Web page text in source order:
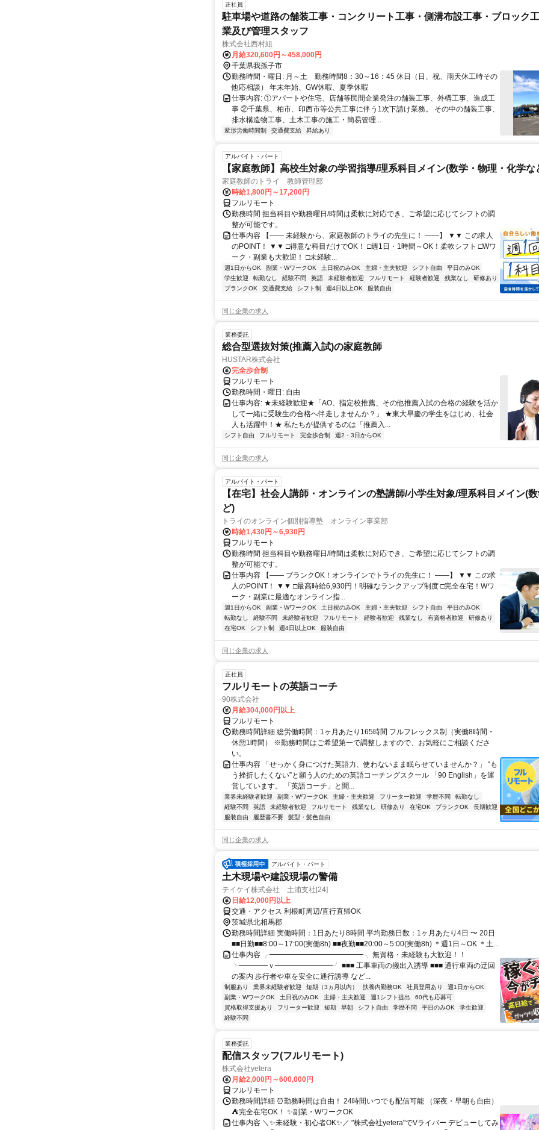
正社員
駐車場や道路の舗装工事・コンクリート工事・側溝布設工事・ブロック
業及び管理スタッフ
株式会社西村組
月給320,600円～458,000円
千葉県我孫子市
勤務時間・曜日: 月～土 勤務時間8：30～16：45 休日（日、祝、雨天休工時その
他応相談） 年末年始、GW休暇、夏季休暇
仕事内容: ①アパートや住宅、店舗等民間企業発注の舗装工事、外構工事、造成工
事 ②千葉県、柏市、印西市等公共工事に伴う1次下請け業務。 その中の舗装工事、
排水構造物工事、土木工事の施工・簡易管理...
変形労働時間制 交通費支給 昇給あり
アルバイト・パート
【家庭教師】高校生対象の学習指導/理系科目メイン(数学・物理・化学な
家庭教師のトライ 教師管理部
時給1,800円～17,200円
フルリモート
勤務時間 担当科目や勤務曜日/時間は柔軟に対応でき、ご希望に応じてシフトの調
整が可能です。
仕事内容 【―― 未経験から、家庭教師のトライの先生に！ ――】 ▼▼ この求人
のPOINT！ ▼▼ □得意な科目だけでOK！ □週1日・1時間～OK！柔軟シフト □Wワ
ーク・副業も大歓迎！ □未経験...
週1日からOK 副業・WワークOK 土日祝のみOK 主婦・主夫歓迎 シフト自由
平日のみOK
学生歓迎
転勤なし 経験不問 英語 未経験者歓迎 フルリモート 経験者歓迎 残業なし
研修あり
ブランクOK
交通費支給 シフト制 週4日以上OK 服装自由
同じ企業の求人
業務委託
総合型選抜対策(推薦入試)の家庭教師
HUSTAR株式会社
完全歩合制
フルリモート
勤務時間・曜日: 自由
仕事内容: ★未経験歓迎★「AO、指定校推薦、その他推薦入試の合格の経験を活か
して一緒に受験生の合格へ伴走しませんか？」 ★東大早慶の学生をはじめ、社会
人も活躍中！★ 私たちが提供するのは「推薦入...
シフト自由 フルリモート 完全歩合制 週2・3日からOK
同じ企業の求人
アルバイト・パート
【在宅】社会人講師・オンラインの塾講師/小学生対象/理系科目メイン(
ど)
トライのオンライン個別指導塾 オンライン事業部
時給1,430円～6,930円
フルリモート
勤務時間 担当科目や勤務曜日/時間は柔軟に対応でき、ご希望に応じてシフトの調
整が可能です。
仕事内容 【―― ブランクOK！オンラインでトライの先生に！ ――】 ▼▼ この求
人のPOINT！ ▼▼ □最高時給6,930円！明確なランクアップ制度 □完全在宅！Wワ
ーク・副業に最適なオンライン指...
週1日からOK 副業・WワークOK 土日祝のみOK 主婦・主夫歓迎 シフト自由
平日のみOK
転勤なし
経験不問 未経験者歓迎 フルリモート 経験者歓迎 残業なし 有資格者歓迎
研修あり
在宅OK
シフト制 週4日以上OK 服装自由
同じ企業の求人
正社員
フルリモートの英語コーチ
90株式会社
月給304,000円以上
フルリモート
勤務時間詳細 総労働時間：1ヶ月あたり165時間 フルフレックス制（実働8時間・
休憩1時間） ※勤務時間はご希望第一で調整しますので、お気軽にご相談くださ
い。
仕事内容 「せっかく身につけた英語力、使わないまま眠らせていませんか？」 “も
う挫折したくない”と願う人のための英語コーチングスクール 「90 English」を運
営しています。 「英語コーチ」と聞...
業界未経験者歓迎 副業・WワークOK 主婦・主夫歓迎 フリーター歓迎 学歴不問
転勤なし
経験不問
英語 未経験者歓迎 フルリモート 残業なし 研修あり 在宅OK ブランクOK
長期歓迎
服装自由
履歴書不要 髪型・髪色自由
同じ企業の求人
アルバイト・パート
土木現場や建設現場の警備
テイケイ株式会社 土浦支社[24]
日給12,000円以上
交通・アクセス 利根町周辺/直行直帰OK
茨城県北相馬郡
勤務時間詳細 実働時間：1日あたり8時間 平均勤務日数：1ヶ月あたり4日 〜 20日
■■日勤■■8:00～17:00(実働8h) ■■夜勤■■20:00～5:00(実働8h) ＊週1日～OK ＊土...
仕事内容 ╭━━━━━━━━━━━━━╮ 無資格・未経験も大歓迎！！
╰━━━━ｖ━━━━━━━━╯ ■■■ 工事車両の搬出入誘導 ■■■ 通行車両の迂回
の案内 歩行者や車を安全に通行誘導 など...
制服あり 業界未経験者歓迎 短期（3ヵ月以内） 扶養内勤務OK 社員登用あり
週1日からOK
副業・WワークOK
土日祝のみOK 主婦・主夫歓迎 週1シフト提出
60代も応募可
資格取得支援あり
フリーター歓迎 短期 早朝 シフト自由 学歴不問 平日のみOK
学生歓迎
経験不問
業務委託
配信スタッフ(フルリモート)
株式会社yetera
月給2,000円～600,000円
フルリモート
勤務時間詳細 ⏰勤務時間は自由！ 24時間いつでも配信可能 （深夜・早朝も自由）
⛺完全在宅OK！ ✨副業・WワークOK
仕事内容 ＼✨未経験・初心者OK✨／ "株式会社yetera"でVライバー デビューしてみ